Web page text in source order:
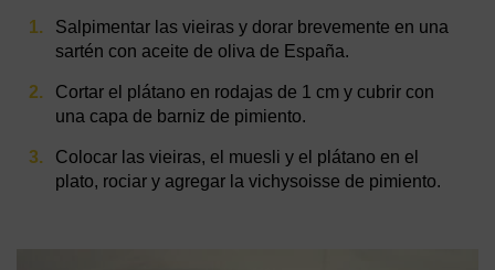
Salpimentar las vieiras y dorar brevemente en una
sartén con aceite de oliva de España.
Cortar el plátano en rodajas de 1 cm y cubrir con
una capa de barniz de pimiento.
Colocar las vieiras, el muesli y el plátano en el
plato, rociar y agregar la vichysoisse de pimiento.